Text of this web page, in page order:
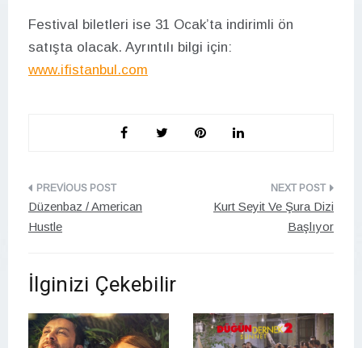
Festival biletleri ise 31 Ocak’ta indirimli ön
satışta olacak. Ayrıntılı bilgi için:
www.ifistanbul.com
Yazı
gezinmesi
Düzenbaz / American
Hustle
Kurt Seyit Ve Şura Dizi
Başlıyor
İlginizi Çekebilir